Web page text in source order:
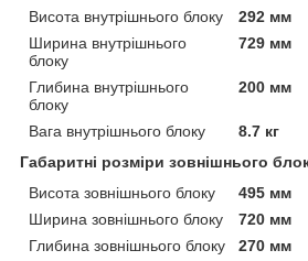
Висота внутрішнього блоку
292 мм
Ширина внутрішнього
блоку
729 мм
Глибина внутрішнього
блоку
200 мм
Вага внутрішнього блоку
8.7 кг
Габаритні розміри зовнішнього
Висота зовнішнього блоку
495 мм
Ширина зовнішнього блоку
720 мм
Глибина зовнішнього блоку
270 мм